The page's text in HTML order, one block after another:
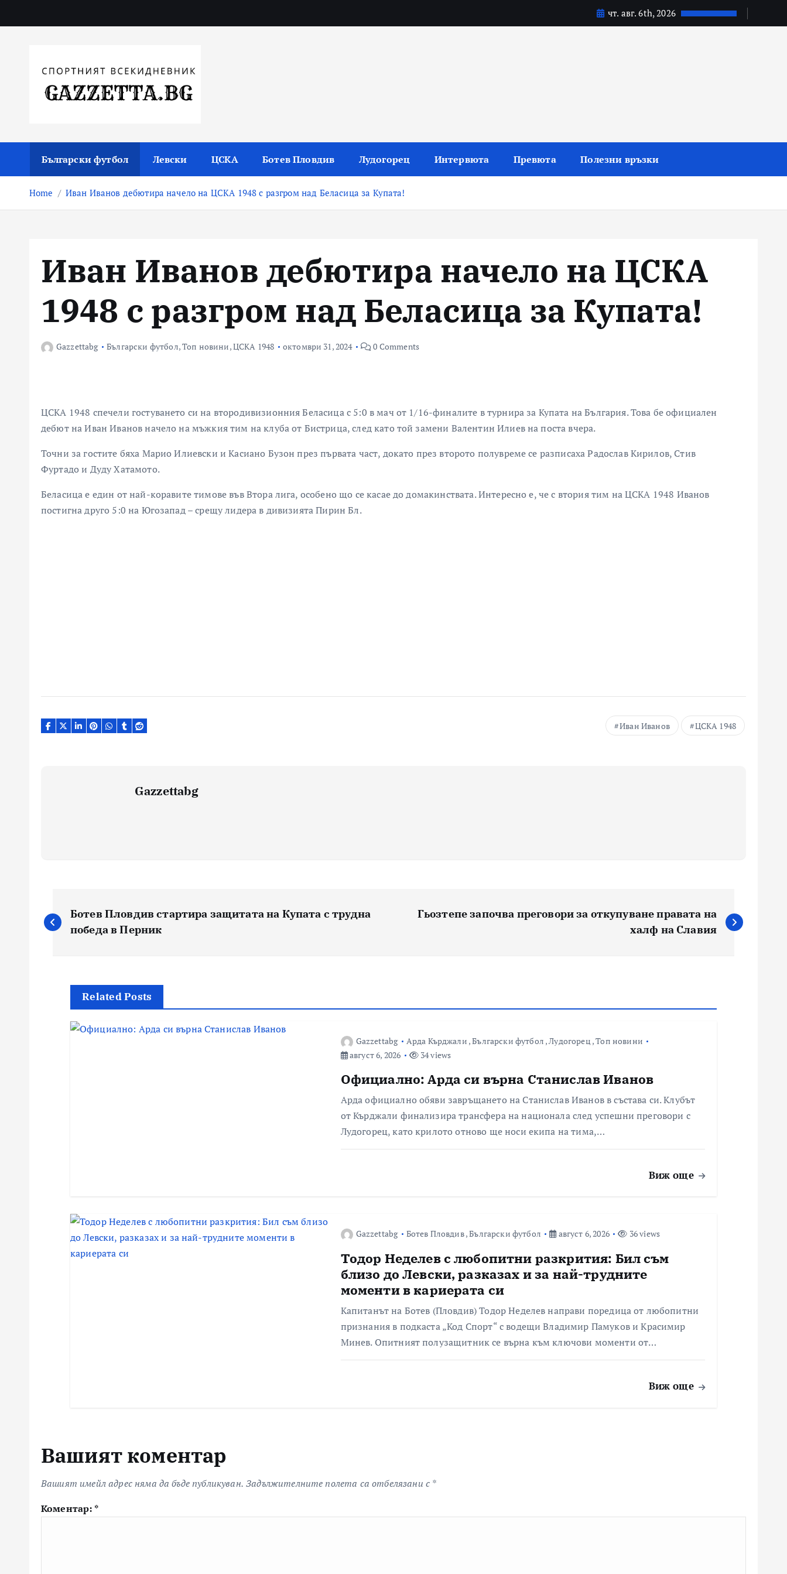
чт. авг. 6th, 2026
Български футбол
Левски ЦСКА Ботев Пловдив Лудогорец Интервюта Превюта Полезни връзки
Home Иван Иванов дебютира начело на ЦСКА 1948 с разгром над Беласица за Купата!
Иван Иванов дебютира начело на ЦСКА
1948 с разгром над Беласица за Купата!
Gazzettabg Български футбол,Топ новини,ЦСКА 1948 октомври 31, 2024 0 Comments
ЦСКА 1948 спечели гостуването си на втородивизионния Беласица с 5:0 в мач от 1/16-финалите в турнира за Купата на България. Това бе официален
дебют на Иван Иванов начело на мъжкия тим на клуба от Бистрица, след като той замени Валентин Илиев на поста вчера.
Точни за гостите бяха Марио Илиевски и Касиано Бузон през първата част, докато през второто полувреме се разписаха Радослав Кирилов, Стив
Фуртадо и Дуду Хатамото.
Беласица е един от най-коравите тимове във Втора лига, особено що се касае до домакинствата. Интересно е, че с втория тим на ЦСКА 1948 Иванов
постигна друго 5:0 на Югозапад – срещу лидера в дивизията Пирин Бл.
Иван Иванов ЦСКА 1948
Gazzettabg
Навигация
Ботев Пловдив стартира защитата на Купата с трудна
победа в Перник
Гьозтепе започва преговори за откупуване правата на
халф на Славия
Related Posts
Gazzettabg Арда Кърджали ,Български футбол ,Лудогорец ,Топ новини
август 6, 2026
34 views
Официално: Арда си върна Станислав Иванов
Арда официално обяви завръщането на Станислав Иванов в състава си. Клубът
от Кърджали финализира трансфера на национала след успешни преговори с
Лудогорец, като крилото отново ще носи екипа на тима,…
Виж още
Gazzettabg Ботев Пловдив,Български футбол август 6, 2026 36 views
Тодор Неделев с любопитни разкрития: Бил съм
близо до Левски, разказах и за най-трудните
моменти в кариерата си
Капитанът на Ботев (Пловдив) Тодор Неделев направи поредица от любопитни
признания в подкаста „Код Спорт“ с водещи Владимир Памуков и Красимир
Минев. Опитният полузащитник се върна към ключови моменти от…
Виж още
Вашият коментар
Вашият имейл адрес няма да бъде публикуван. Задължителните полета са отбелязани с *
Коментар: *